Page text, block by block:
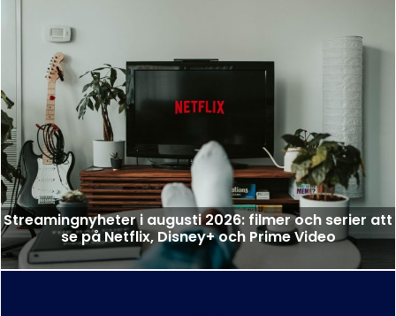
Streamingnyheter i augusti 2026: filmer och serier att
se på Netflix, Disney+ och Prime Video